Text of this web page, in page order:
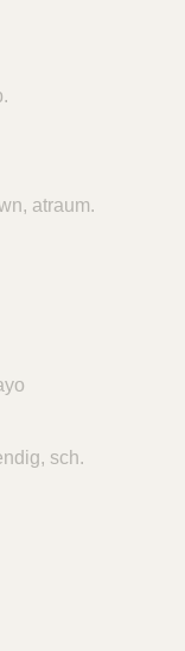
atraum.
sch.